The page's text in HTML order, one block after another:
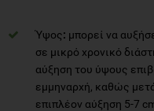
Ύψος: μπορεί να
σε μικρό χρονικό
αύξηση του ύψους
εμμηναρχή, καθώς
επιπλέον αύξηση 5-7